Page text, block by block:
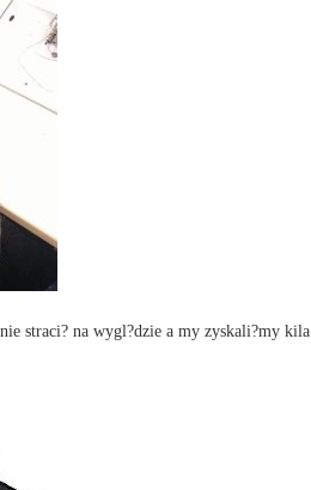
straci? na wygl?dzie a my zyskali?my kila